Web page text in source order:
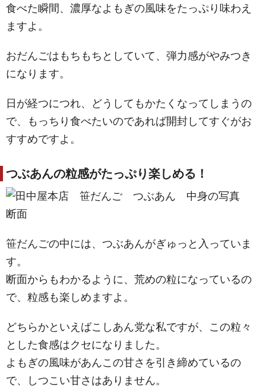
食べた瞬間、濃厚なよもぎの風味をたっぷり味わえ
ますよ。
おだんごはもちもちとしていて、弾力感がやみつき
になります。
日が経つにつれ、どうしてもかたくなってしまうの
で、もっちり食べたいのであれば開封してすぐがお
すすめですよ。
つぶあんの粒感がたっぷり楽しめる！
笹だんごの中には、つぶあんがぎゅっと入っていま
す。
断面からもわかるように、荒めの粒になっているの
で、粒感も楽しめますよ。
どちらかといえばこしあん党な私ですが、この粒々
とした食感はクセになりました。
よもぎの風味があんこの甘さを引き締めているの
で、しつこい甘さはありません。